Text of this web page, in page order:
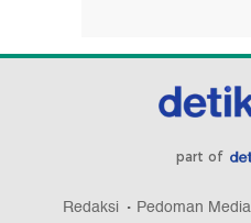
part of
Redaksi Pedoman